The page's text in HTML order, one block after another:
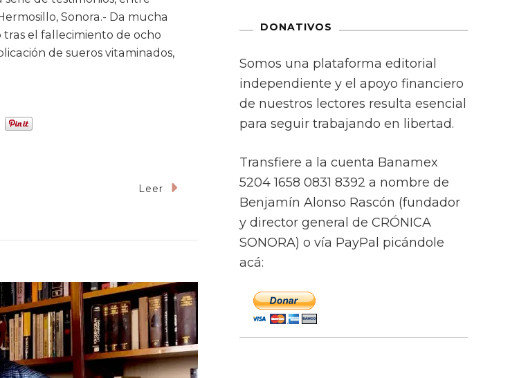
Sonora.- Da mucha
el fallecimiento de ocho
de sueros vitaminados,
Leer
DONATIVOS
Somos una plataforma editorial
independiente y el apoyo financiero
de nuestros lectores resulta esencial
para seguir trabajando en libertad.
Transfiere a la cuenta Banamex
5204 1658 0831 8392 a nombre de
Benjamín Alonso Rascón (fundador
y director general de CRÓNICA
SONORA) o vía PayPal picándole
acá: